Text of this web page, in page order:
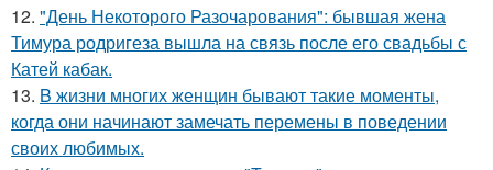
12. "День Некоторого Разочарования": бывшая жена
Тимура родригеза вышла на связь после его свадьбы с
Катей кабак.
13. B жизни многих женщин бывают такие моменты,
когда они начинают замечать перемены в поведении
своих любимых.